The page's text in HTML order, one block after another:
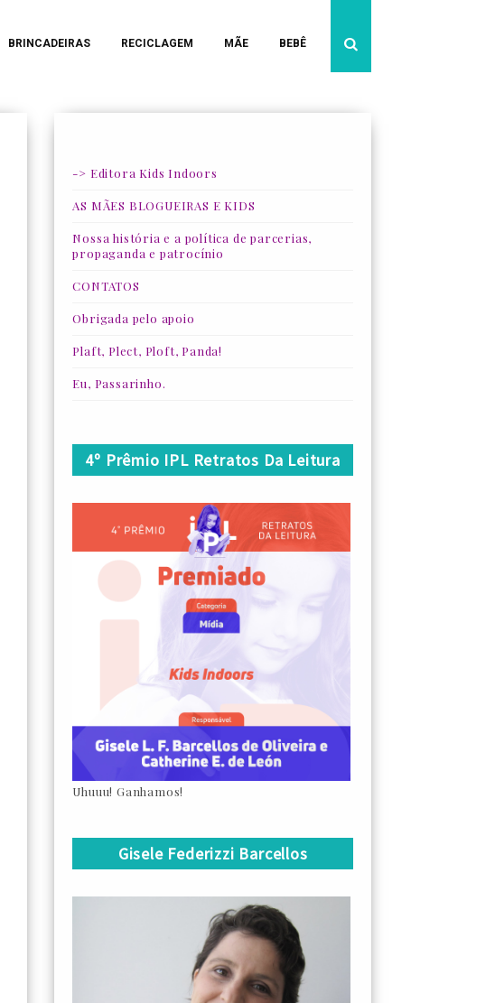
BRINCADEIRAS RECICLAGEM MÃE BEBÊ
-> Editora Kids Indoors
AS MÃES BLOGUEIRAS E KIDS
Nossa história e a política de parcerias,
propaganda e patrocínio
CONTATOS
Obrigada pelo apoio
Plaft, Plect, Ploft, Panda!
Eu, Passarinho.
4º Prêmio IPL Retratos Da Leitura
Uhuuu! Ganhamos!
Gisele Federizzi Barcellos